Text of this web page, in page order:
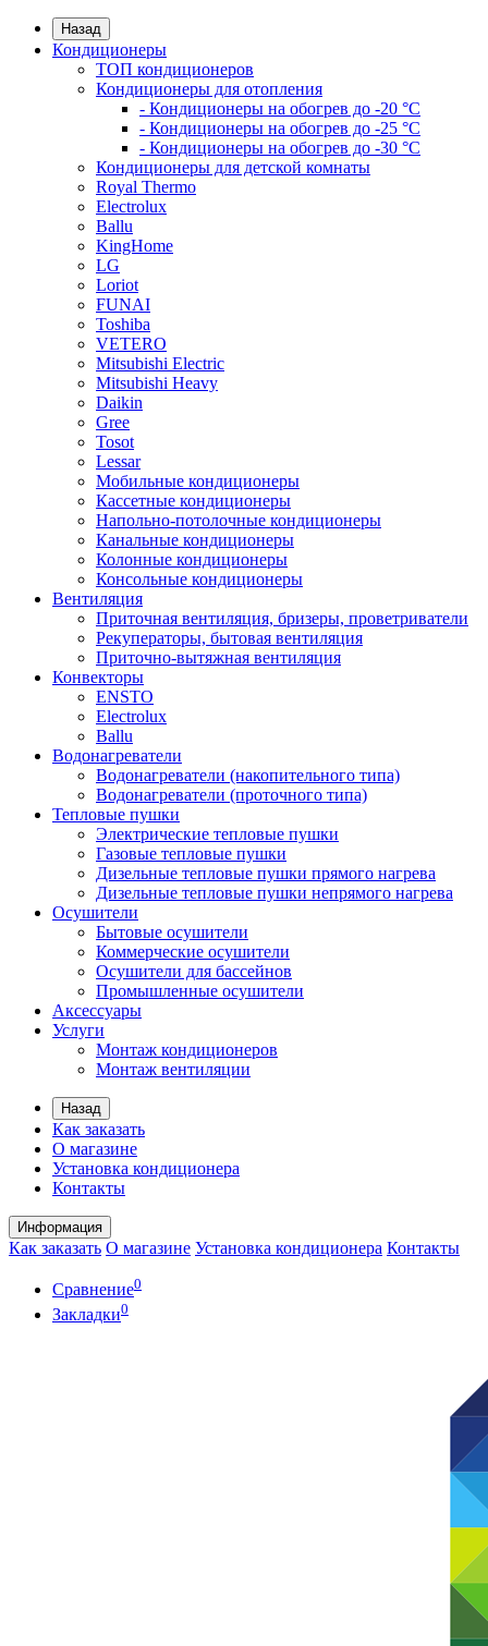
Назад
Кондиционеры
ТОП кондиционеров
Кондиционеры для отопления
- Кондиционеры на обогрев до -20 °C
- Кондиционеры на обогрев до -25 °C
- Кондиционеры на обогрев до -30 °C
Кондиционеры для детской комнаты
Royal Thermo
Electrolux
Ballu
KingHome
LG
Loriot
FUNAI
Toshiba
VETERO
Mitsubishi Electric
Mitsubishi Heavy
Daikin
Gree
Tosot
Lessar
Мобильные кондиционеры
Кассетные кондиционеры
Напольно-потолочные кондиционеры
Канальные кондиционеры
Колонные кондиционеры
Консольные кондиционеры
Вентиляция
Приточная вентиляция, бризеры, проветриватели
Рекуператоры, бытовая вентиляция
Приточно-вытяжная вентиляция
Конвекторы
ENSTO
Electrolux
Ballu
Водонагреватели
Водонагреватели (накопительного типа)
Водонагреватели (проточного типа)
Тепловые пушки
Электрические тепловые пушки
Газовые тепловые пушки
Дизельные тепловые пушки прямого нагрева
Дизельные тепловые пушки непрямого нагрева
Осушители
Бытовые осушители
Коммерческие осушители
Осушители для бассейнов
Промышленные осушители
Аксессуары
Услуги
Монтаж кондиционеров
Монтаж вентиляции
Назад
Как заказать
О магазине
Установка кондиционера
Контакты
Информация
Как заказать О магазине Установка кондиционера Контакты
Сравнение0
Закладки0